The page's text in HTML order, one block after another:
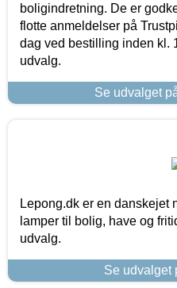
boligindretning. De er
flotte anmeldelser på
dag ved bestilling inden kl.
udvalg.
Se udvalget
Lepong.dk er en danskejet
lamper til bolig, have og
udvalg.
Se udvalget